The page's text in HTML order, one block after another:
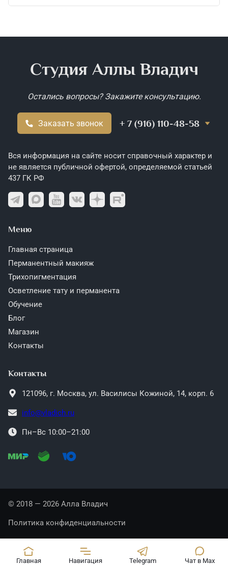
Главная Навигация Telegram Чат в Max
Студия Аллы Владич
Остались вопросы? Закажите консультацию.
Заказать звонок + 7 (916) 110-48-58
Вся информация на сайте носит справочный характер и
не является публичной офертой, определяемой статьей
437 ГК РФ
Меню
Главная страница
Перманентный макияж
Трихопигментация
Осветление тату и перманента
Обучение
Блог
Магазин
Контакты
Контакты
121096, г. Москва, ул. Василисы Кожиной, 14, корп. 6
info@vladich.ru
Пн–Вс 10:00–21:00
© 2018 — 2026 Алла Владич
Политика конфиденциальности